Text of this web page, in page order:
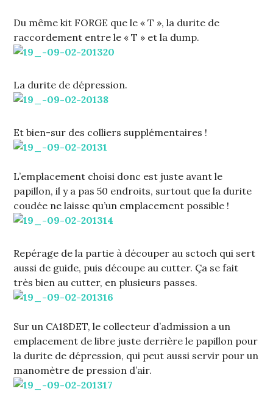
Du même kit FORGE que le « T », la durite de
raccordement entre le « T » et la dump.
La durite de dépression.
Et bien-sur des colliers supplémentaires !
L’emplacement choisi donc est juste avant le
papillon, il y a pas 50 endroits, surtout que la durite
coudée ne laisse qu’un emplacement possible !
Repérage de la partie à découper au sctoch qui sert
aussi de guide, puis découpe au cutter. Ça se fait
très bien au cutter, en plusieurs passes.
Sur un CA18DET, le collecteur d’admission a un
emplacement de libre juste derrière le papillon pour
la durite de dépression, qui peut aussi servir pour un
manomètre de pression d’air.